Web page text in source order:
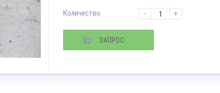
Количество - +
ЗАПРОС